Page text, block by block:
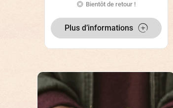
Bientôt de retour !
Plus d’informations